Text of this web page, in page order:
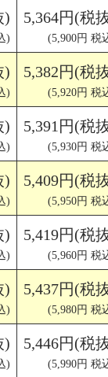
)
)
5,364円(税
(5,900円 税
)
)
5,382円(税
(5,920円 税
)
)
5,391円(税
(5,930円 税
)
)
5,409円(税
(5,950円 税
)
)
5,419円(税
(5,960円 税
)
)
5,437円(税
(5,980円 税
)
)
5,446円(税
(5,990円 税